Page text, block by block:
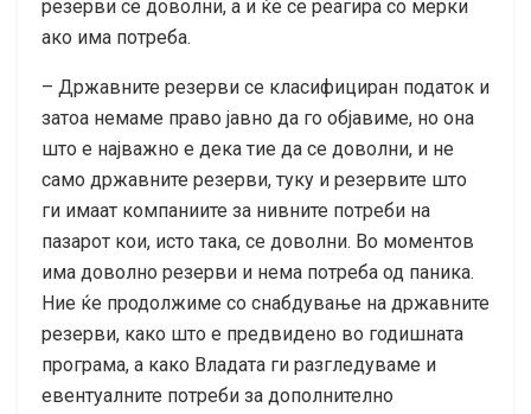
резерви се доволни, а и ќе се реагира со мерки
ако има потреба.
– Државните резерви се класифициран податок и
затоа немаме право јавно да го објавиме, но она
што е најважно е дека тие да се доволни, и не
само државните резерви, туку и резервите што
ги имаат компаниите за нивните потреби на
пазарот кои, исто така, се доволни. Во моментов
има доволно резерви и нема потреба од паника.
Ние ќе продолжиме со снабдување на државните
резерви, како што е предвидено во годишната
програма, а како Владата ги разгледуваме и
евентуалните потреби за дополнително